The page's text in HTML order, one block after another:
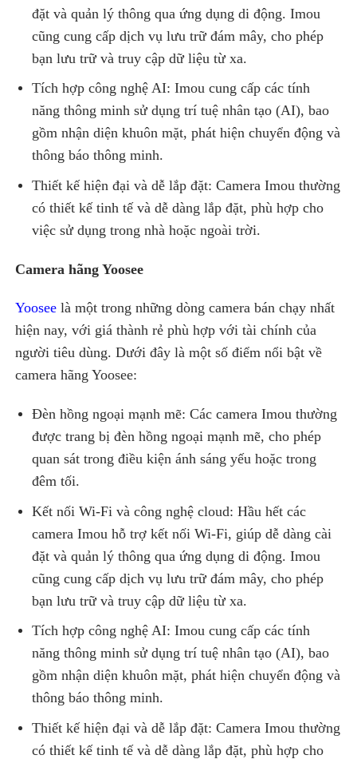
đặt và quản lý thông qua ứng dụng di động. Imou
cũng cung cấp dịch vụ lưu trữ đám mây, cho phép
bạn lưu trữ và truy cập dữ liệu từ xa.
Tích hợp công nghệ AI: Imou cung cấp các tính
năng thông minh sử dụng trí tuệ nhân tạo (AI), bao
gồm nhận diện khuôn mặt, phát hiện chuyển động và
thông báo thông minh.
Thiết kế hiện đại và dễ lắp đặt: Camera Imou thường
có thiết kế tinh tế và dễ dàng lắp đặt, phù hợp cho
việc sử dụng trong nhà hoặc ngoài trời.
Camera hãng Yoosee
Yoosee là một trong những dòng camera bán chạy nhất
hiện nay, với giá thành rẻ phù hợp với tài chính của
người tiêu dùng. Dưới đây là một số điểm nổi bật về
camera hãng Yoosee:
Đèn hồng ngoại mạnh mẽ: Các camera Imou thường
được trang bị đèn hồng ngoại mạnh mẽ, cho phép
quan sát trong điều kiện ánh sáng yếu hoặc trong
đêm tối.
Kết nối Wi-Fi và công nghệ cloud: Hầu hết các
camera Imou hỗ trợ kết nối Wi-Fi, giúp dễ dàng cài
đặt và quản lý thông qua ứng dụng di động. Imou
cũng cung cấp dịch vụ lưu trữ đám mây, cho phép
bạn lưu trữ và truy cập dữ liệu từ xa.
Tích hợp công nghệ AI: Imou cung cấp các tính
năng thông minh sử dụng trí tuệ nhân tạo (AI), bao
gồm nhận diện khuôn mặt, phát hiện chuyển động và
thông báo thông minh.
Thiết kế hiện đại và dễ lắp đặt: Camera Imou thường
có thiết kế tinh tế và dễ dàng lắp đặt, phù hợp cho